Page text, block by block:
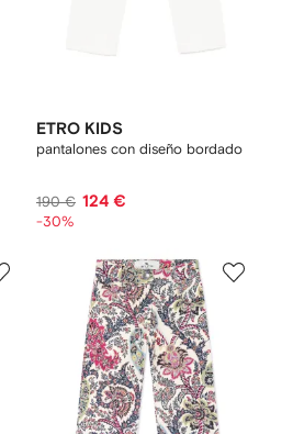
ETRO KIDS
pantalones con diseño bordado
190 € 124 €
-30%